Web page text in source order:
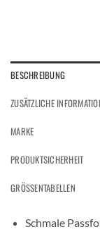
BESCHREIBUNG
ZUSÄTZLICHE
MARKE
PRODUKTSICHERHEIT
GRÖSSENTABELLEN
Schmale